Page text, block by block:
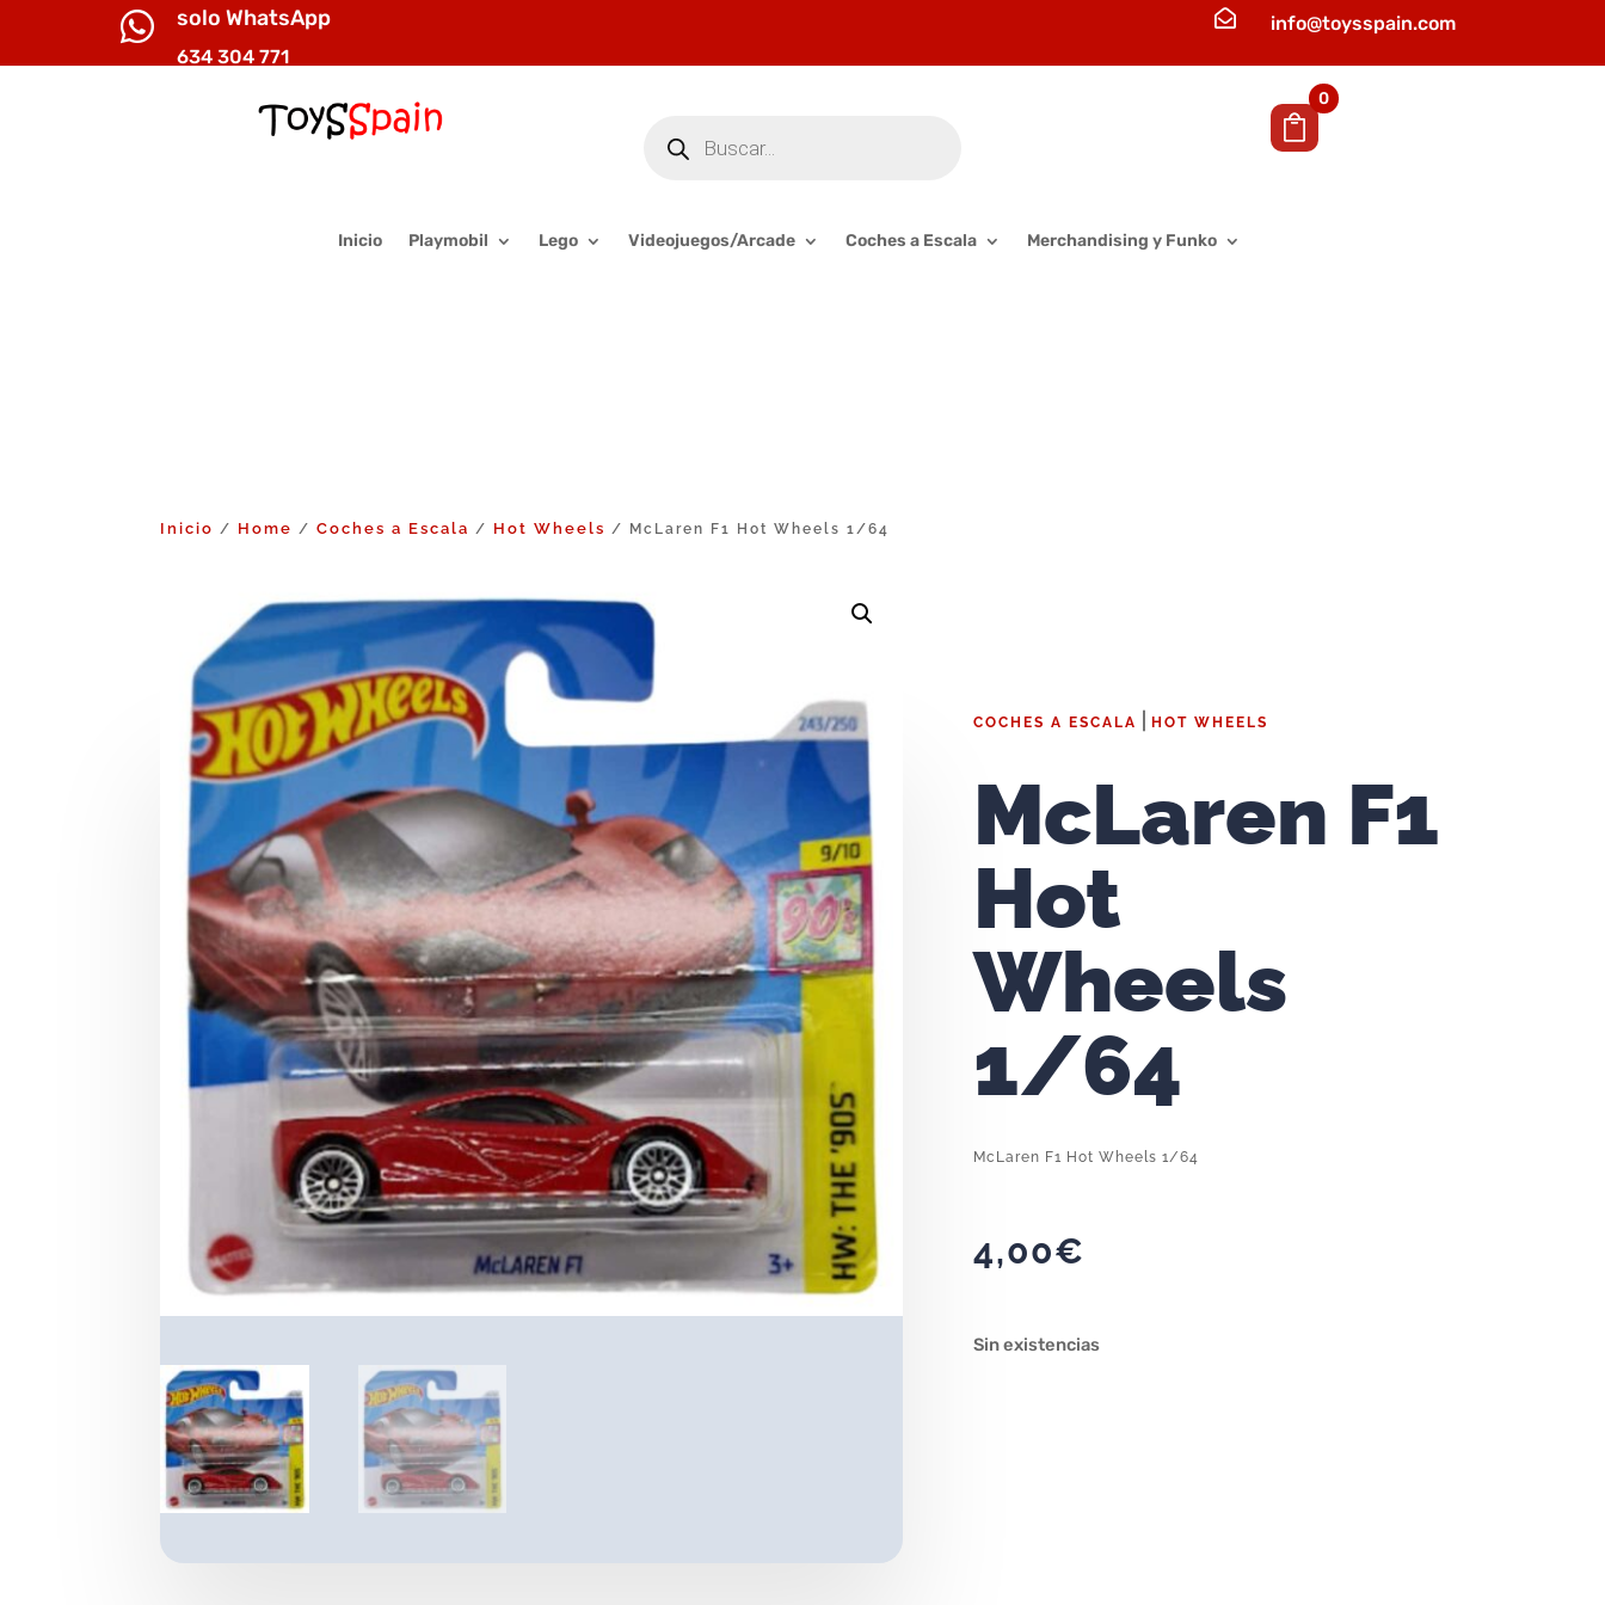
 solo WhatsApp
634 304 771
 info@toysspain.com
productos
0
Inicio Playmobil Lego Videojuegos/Arcade Coches a Escala Merchandising y Funko
Inicio / Home /Coches a Escala / Hot Wheels / McLaren F1 Hot Wheels 1/64
COCHES A ESCALA HOT WHEELS
McLaren F1
Hot
Wheels
1/64
McLaren F1 Hot Wheels 1/64
4,00€
Sin existencias